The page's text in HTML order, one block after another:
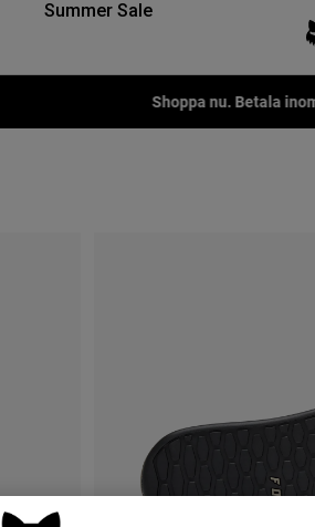
Summer Sale
Fox LAB Capsule